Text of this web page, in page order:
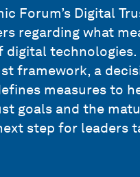
Forum’s Digital
regarding what
technologies.
framework, a
measures to
goals and the
step for leaders